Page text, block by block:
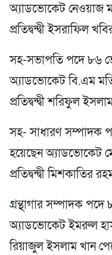
অ্যাডভোকেট নেওয়াজ
প্রতিদ্বন্দ্বী ইসরাফিল
সহ-সভাপতি পদে ৮৬
অ্যাডভোকেট বি.এম
প্রতিদ্বন্দ্বী শরিফুল
সহ- সাধারণ সম্পাদক
হয়েছেন অ্যাডভোকেট
প্রতিদ্বন্দ্বী
গ্রন্থাগার সম্পাদক পদে
অ্যাডভোকেট ইমরুল
রিয়াজুল ইসলাম খান